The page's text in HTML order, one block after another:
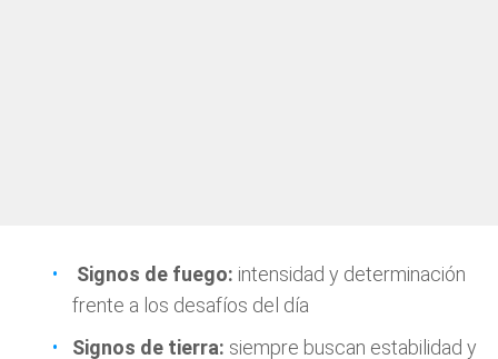
Signos de fuego: intensidad y determinación
frente a los desafíos del día
Signos de tierra: siempre buscan estabilidad y